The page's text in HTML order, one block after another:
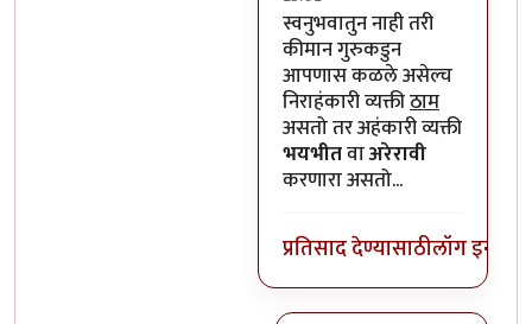
In reply toकाही म्हणजे काहीच
स्वनुभवातुन नाही तरी
कीमान गुरुकडुन
आपणास कळले असेल्च
निराहंकारी व्यक्तीठाम
असतो तर अहंकारी व्यक्ती
भयभीतवाअरेरावी
करणारा असतो...
प्रतिसाद देण्यासाठीलॉग इन करा